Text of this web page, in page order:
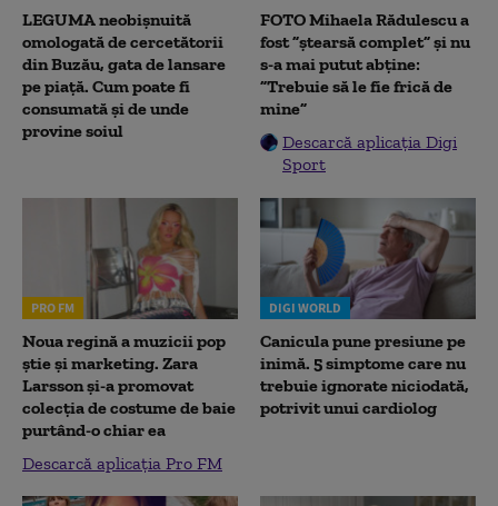
LEGUMA neobișnuită
omologată de cercetătorii
din Buzău, gata de lansare
pe piață. Cum poate fi
consumată și de unde
provine soiul
FOTO Mihaela Rădulescu a
fost ”ștearsă complet” și nu
s-a mai putut abține:
”Trebuie să le fie frică de
mine”
Descarcă aplicația Digi
Sport
PRO FM
Noua regină a muzicii pop
știe și marketing. Zara
Larsson și-a promovat
colecția de costume de baie
purtând-o chiar ea
Descarcă aplicația Pro FM
DIGI WORLD
Canicula pune presiune pe
inimă. 5 simptome care nu
trebuie ignorate niciodată,
potrivit unui cardiolog